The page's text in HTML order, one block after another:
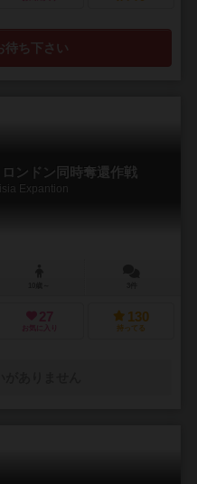
待ち下さい
ンドン同時奪還作戦
Expantion
27
お気に入り
130
持ってる